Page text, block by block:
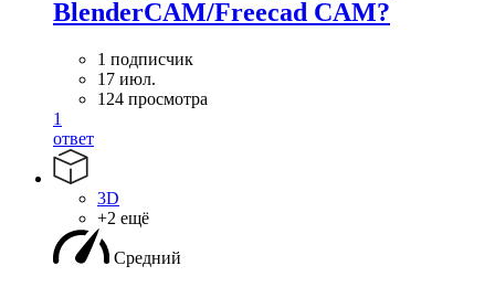
BlenderCAM/Freecad CAM?
1 подписчик
17 июл.
124 просмотра
1
ответ
3D
+2 ещё
Средний